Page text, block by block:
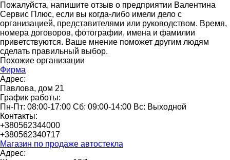
Пожалуйста, напишите отзыв о предприятии Валентина
Сервис Плюс, если вы когда-либо имели дело с
организацией, представителями или руководством. Время,
номера договоров, фотографии, имена и фамилии
приветствуются. Ваше мнение поможет другим людям
сделать правильный выбор.
Похожие организации
Фирма
Адрес:
Павлова, дом 21
График работы:
Пн-Пт: 08:00-17:00 Сб: 09:00-14:00 Вс: Выходной
Контакты:
+380562344000
+380562340717
Магазин по продаже автостекла
Адрес: